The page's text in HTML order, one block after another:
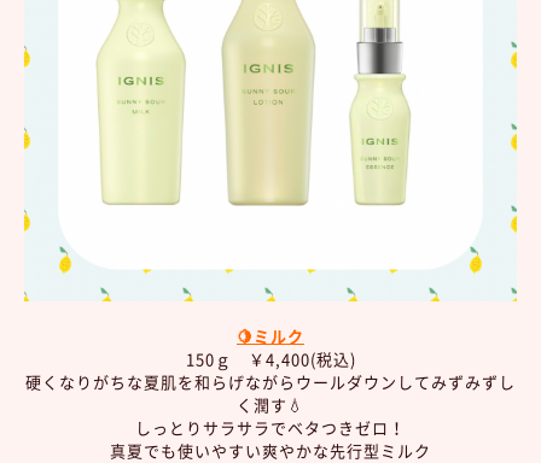
🍋ミルク
150ｇ ￥4,400(税込)
硬くなりがちな夏肌を和らげながらウールダウンしてみずみずし
く潤す💧
しっとりサラサラでベタつきゼロ！
真夏でも使いやすい爽やかな先行型ミルク